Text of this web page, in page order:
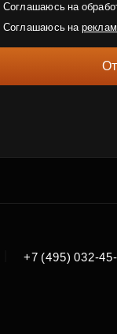
Соглашаюсь на
Соглашаюсь на
+7 (495) 032-